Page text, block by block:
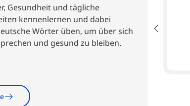
Gesundheit und tägliche
kennenlernen und dabei
Wörter üben, um über sich
und gesund zu bleiben.